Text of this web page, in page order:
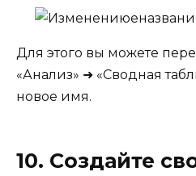
Для этого вы можете
«Анализ» ➜ «Сводная
новое имя.
10. Создайте